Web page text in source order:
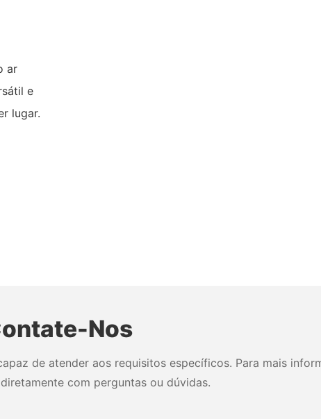
ar
e
lugar.
Nos
de atender aos requisitos específicos. Para mais
com perguntas ou dúvidas.